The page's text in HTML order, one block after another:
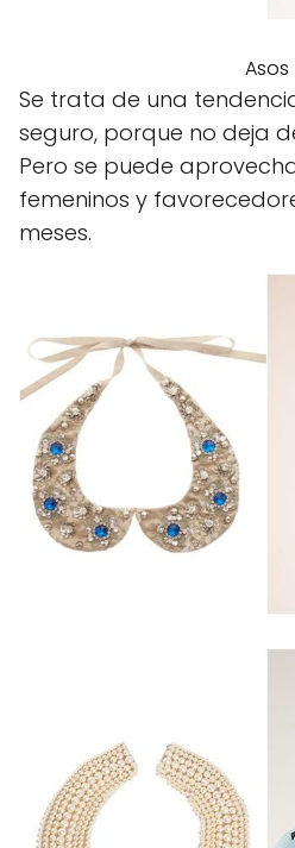
Asos
Se trata de una
seguro, porque no deja
Pero se puede
femeninos y
meses.